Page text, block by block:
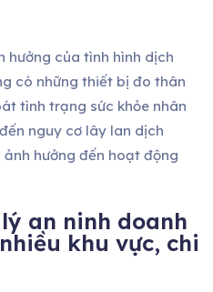
hưởng của tình hình dịch
có những thiết bị đo thân
tình trạng sức khỏe nhân
nguy cơ lây lan dịch
hưởng đến hoạt động
an ninh doanh
khu vực, chi